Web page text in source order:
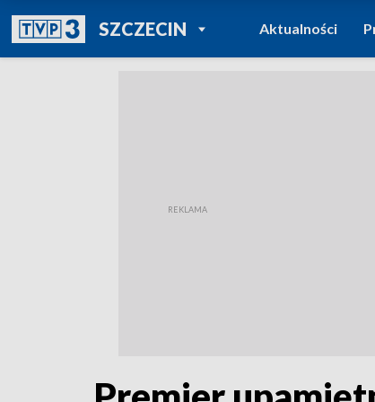
SZCZECINPOWRÓT DO
TVP REGIONY
Aktualności